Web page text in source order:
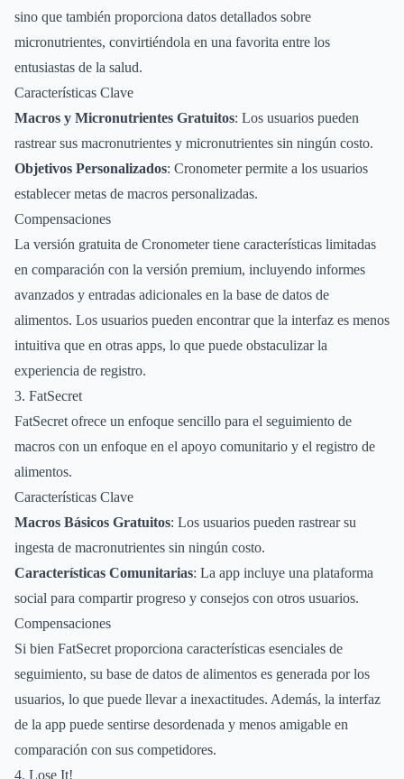
sino que también proporciona datos detallados sobre
micronutrientes, convirtiéndola en una favorita entre los
entusiastas de la salud.
Características Clave
Macros y Micronutrientes Gratuitos: Los usuarios pueden
rastrear sus macronutrientes y micronutrientes sin ningún costo.
Objetivos Personalizados: Cronometer permite a los usuarios
establecer metas de macros personalizadas.
Compensaciones
La versión gratuita de Cronometer tiene características limitadas
en comparación con la versión premium, incluyendo informes
avanzados y entradas adicionales en la base de datos de
alimentos. Los usuarios pueden encontrar que la interfaz es menos
intuitiva que en otras apps, lo que puede obstaculizar la
experiencia de registro.
3. FatSecret
FatSecret ofrece un enfoque sencillo para el seguimiento de
macros con un enfoque en el apoyo comunitario y el registro de
alimentos.
Características Clave
Macros Básicos Gratuitos: Los usuarios pueden rastrear su
ingesta de macronutrientes sin ningún costo.
Características Comunitarias: La app incluye una plataforma
social para compartir progreso y consejos con otros usuarios.
Compensaciones
Si bien FatSecret proporciona características esenciales de
seguimiento, su base de datos de alimentos es generada por los
usuarios, lo que puede llevar a inexactitudes. Además, la interfaz
de la app puede sentirse desordenada y menos amigable en
comparación con sus competidores.
4. Lose It!